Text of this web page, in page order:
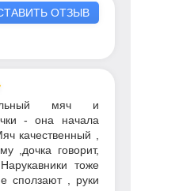
ОТЗЫВ
мяч и
- она начала
качественный ,
,дочка говорит,
тоже
сползают , руки